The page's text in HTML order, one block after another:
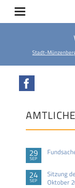
Stadt-
29
SEP
24
SEP
Sitzung
Oktober